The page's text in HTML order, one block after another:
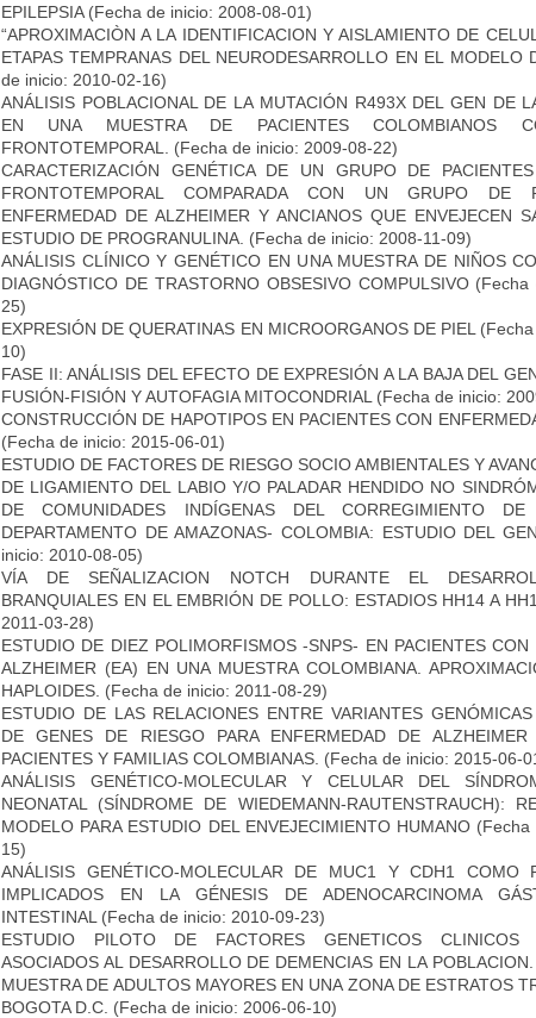
EPILEPSIA(Fecha de inicio: 2008-08-01)
“APROXIMACIÒN A LA IDENTIFICACION Y AISLAMIENTO DE
ETAPAS TEMPRANAS DEL NEURODESARROLLO EN EL MODELO
de inicio: 2010-02-16)
ANÁLISIS POBLACIONAL DE LA MUTACIÓN R493X DEL GEN DE
EN UNA MUESTRA DE PACIENTES COLOMBIANOS
FRONTOTEMPORAL.
(Fecha de inicio: 2009-08-22)
CARACTERIZACIÓN GENÉTICA DE UN GRUPO DE
FRONTOTEMPORAL COMPARADA CON UN GRUPO DE
ENFERMEDAD DE ALZHEIMER Y ANCIANOS QUE ENVEJECEN
ESTUDIO DE PROGRANULINA. (Fecha de inicio: 2008-11-09)
ANÁLISIS CLÍNICO Y GENÉTICO EN UNA MUESTRA DE NIÑOS
DIAGNÓSTICO DE TRASTORNO OBSESIVO COMPULSIVO(Fecha
25)
EXPRESIÓN DE QUERATINAS EN MICROORGANOS DE PIEL
10)
FASE II: ANÁLISIS DEL EFECTO DE EXPRESIÓN A LA BAJA DEL
FUSIÓN-FISIÓN Y AUTOFAGIA MITOCONDRIAL (Fecha de inicio:
CONSTRUCCIÓN DE HAPOTIPOS EN PACIENTES CON
(Fecha de inicio: 2015-06-01)
ESTUDIO DE FACTORES DE RIESGO SOCIO AMBIENTALES Y
DE LIGAMIENTO DEL LABIO Y/O PALADAR HENDIDO NO
DE COMUNIDADES INDÍGENAS DEL CORREGIMIENTO DE
DEPARTAMENTO DE AMAZONAS- COLOMBIA: ESTUDIO DEL
inicio: 2010-08-05)
VÍA DE SEÑALIZACION NOTCH DURANTE EL
BRANQUIALES EN EL EMBRIÓN DE POLLO: ESTADIOS HH14 A
2011-03-28)
ESTUDIO DE DIEZ POLIMORFISMOS -SNPS- EN PACIENTES CON
ALZHEIMER (EA) EN UNA MUESTRA COLOMBIANA.
HAPLOIDES. (Fecha de inicio: 2011-08-29)
ESTUDIO DE LAS RELACIONES ENTRE VARIANTES
DE GENES DE RIESGO PARA ENFERMEDAD DE ALZHEIMER
PACIENTES Y FAMILIAS COLOMBIANAS. (Fecha de inicio: 2015-06-
ANÁLISIS GENÉTICO-MOLECULAR Y CELULAR DEL
NEONATAL (SÍNDROME DE WIEDEMANN-RAUTENSTRAUCH):
MODELO PARA ESTUDIO DEL ENVEJECIMIENTO HUMANO (Fecha
15)
ANÁLISIS GENÉTICO-MOLECULAR DE MUC1 Y CDH1 COMO
IMPLICADOS EN LA GÉNESIS DE ADENOCARCINOMA
INTESTINAL (Fecha de inicio: 2010-09-23)
ESTUDIO PILOTO DE FACTORES GENETICOS CLINICOS
ASOCIADOS AL DESARROLLO DE DEMENCIAS EN LA
MUESTRA DE ADULTOS MAYORES EN UNA ZONA DE ESTRATOS
BOGOTA D.C. (Fecha de inicio: 2006-06-10)